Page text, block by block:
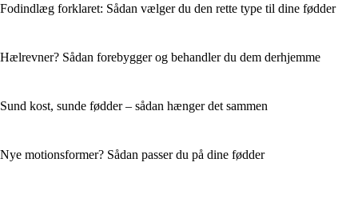
Fodindlæg forklaret: Sådan vælger du den rette type til dine fødder
Hælrevner? Sådan forebygger og behandler du dem derhjemme
Sund kost, sunde fødder – sådan hænger det sammen
Nye motionsformer? Sådan passer du på dine fødder